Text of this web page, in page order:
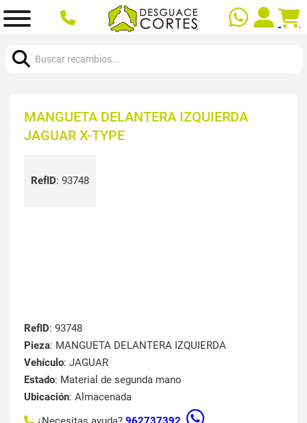
MANGUETA DELANTERA IZQUIERDA
JAGUAR X-TYPE
RefID: 93748
RefID: 93748
Pieza: MANGUETA DELANTERA IZQUIERDA
Vehículo: JAGUAR
Estado: Material de segunda mano
Ubicación: Almacenada